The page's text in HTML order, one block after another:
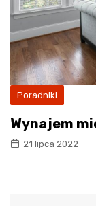
Poradniki
Wynajem
21 lipca 2022